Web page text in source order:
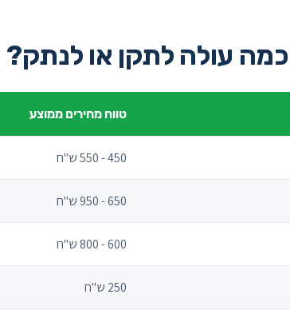
עולה לתקן או לנתק?
טווח מחירים ממוצע
450 - 550 ש"ח
650 - 950 ש"ח
600 - 800 ש"ח
250 ש"ח